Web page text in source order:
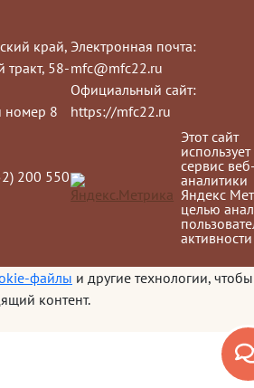
край,
тракт, 58-
номер 8
200 550
Электронная почта:
mfc@mfc22.ru
Официальный сайт:
https://mfc22.ru
Этот сайт
использует
сервис
аналитики
Яндекс
целью
активности
файлы и другие технологии, чтобы
контент.